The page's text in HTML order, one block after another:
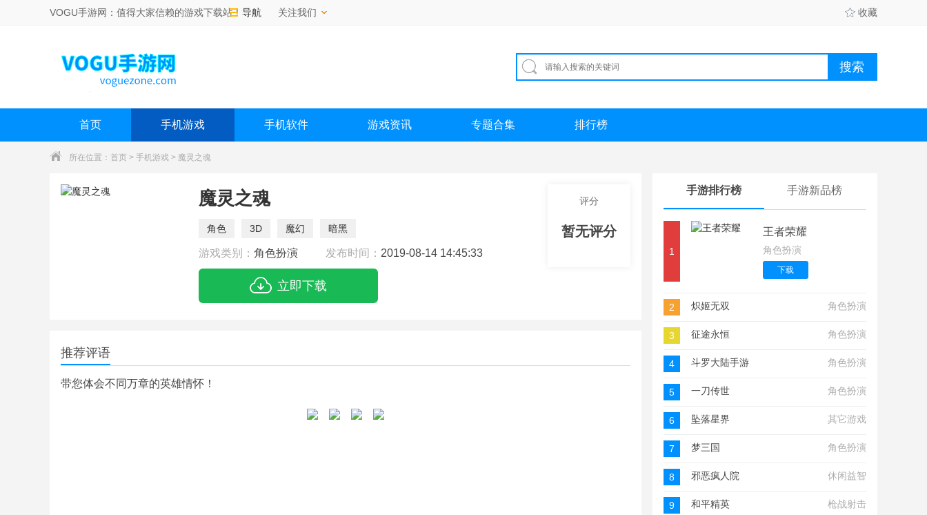
VOGU手游网：值得大家信赖的游戏下载站！ 导航 关注我们 收藏
首页 手机游戏 手机软件 游戏资讯 专题合集 排行榜
所在位置： 首页 > 手机游戏 > 魔灵之魂
魔灵之魂
角色 3D 魔幻 暗黑
游戏类别： 角色扮演 发布时间： 2019-08-14 14:45:33
立即下载
评分
暂无评分
推荐评语
带您体会不同万章的英雄情怀！
手游排行榜 手游新品榜
1
王者荣耀
角色扮演
下载
2 炽姬无双 角色扮演
3 征途永恒 角色扮演
4 斗罗大陆手游 角色扮演
5 一刀传世 角色扮演
6 坠落星界 其它游戏
7 梦三国 角色扮演
8 邪恶疯人院 休闲益智
9 和平精英 枪战射击